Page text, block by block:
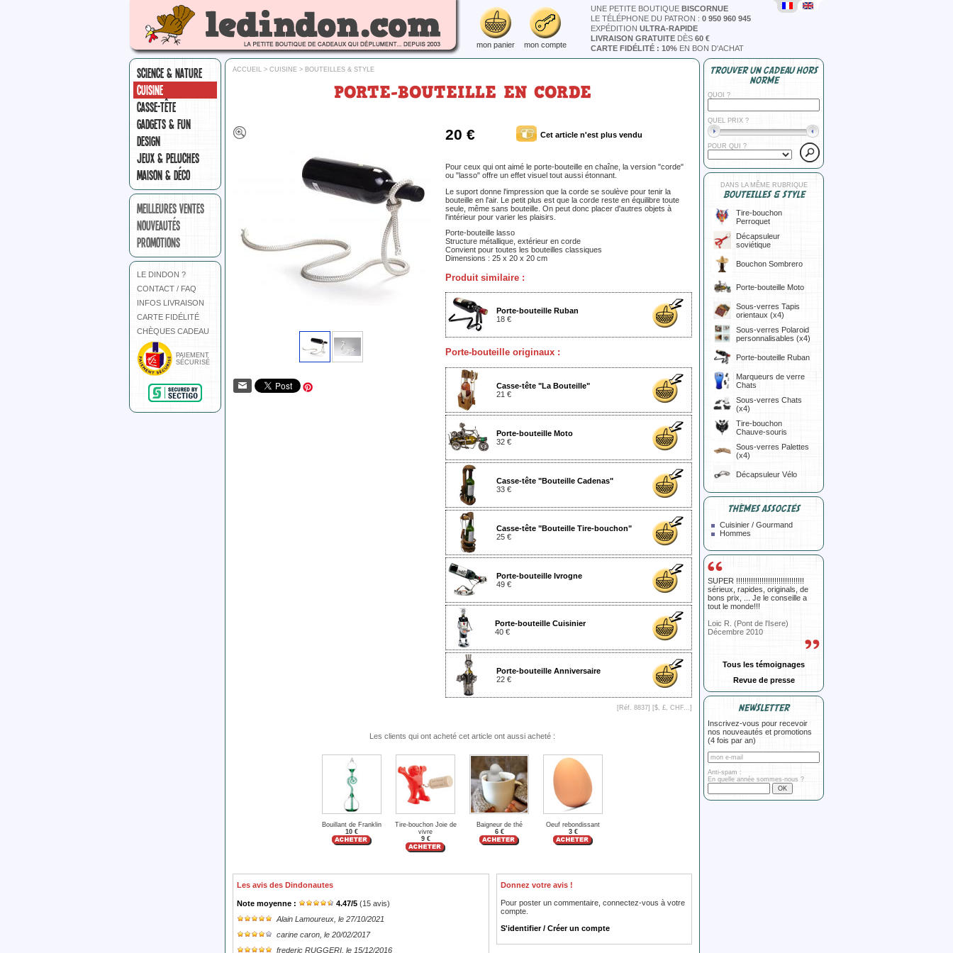
mon panier mon compte
UNE PETITE BOUTIQUE BISCORNUE
LE TÉLÉPHONE DU PATRON : 0 950 960 945
EXPÉDITION ULTRA-RAPIDE
LIVRAISON GRATUITE DÈS 60 €
CARTE FIDÉLITÉ : 10% EN BON D'ACHAT
SCIENCE & NATURE
CUISINE
CASSE-TÊTE
GADGETS & FUN
DESIGN
JEUX & PELUCHES
MAISON & DÉCO
MEILLEURES VENTES
NOUVEAUTÉS
PROMOTIONS
LE DINDON ?
CONTACT / FAQ
INFOS LIVRAISON
CARTE FIDÉLITÉ
CHÈQUES CADEAU
PAIEMENT
SÉCURISÉ
ACCUEIL > CUISINE > BOUTEILLES & STYLE
PORTE-BOUTEILLE EN CORDE
20 € Cet article n'est plus vendu
Pour ceux qui ont aimé le porte-bouteille en chaîne, la version "corde"
ou "lasso" offre un effet visuel tout aussi étonnant.
Le suport donne l'impression que la corde se soulève pour tenir la
bouteille en l'air. Le petit plus est que la corde reste en équilibre toute
seule, même sans bouteille. On peut donc placer d'autres objets à
l'intérieur pour varier les plaisirs.
Porte-bouteille lasso
Structure métallique, extérieur en corde
Convient pour toutes les bouteilles classiques
Dimensions : 25 x 20 x 20 cm
Produit similaire :
Porte-bouteille Ruban
18 €
Porte-bouteille originaux :
Casse-tête "La Bouteille"
21 €
Porte-bouteille Moto
32 €
Casse-tête "Bouteille Cadenas"
33 €
Casse-tête "Bouteille Tire-bouchon"
25 €
Porte-bouteille Ivrogne
49 €
Porte-bouteille Cuisinier
40 €
Porte-bouteille Anniversaire
22 €
[Réf. 8837] [$, £, CHF... ]
Les clients qui ont acheté cet article ont aussi acheté :
Bouillant de Franklin
10 €
Tire-bouchon Joie de
vivre
9 €
Baigneur de thé
6 €
Oeuf rebondissant
3 €
Les avis des Dindonautes
Note moyenne : 4.47/5 (15 avis)
Alain Lamoureux , le 27/10/2021
carine caron , le 20/02/2017
frederic RUGGERI , le 15/12/2016
Donnez votre avis !
Pour poster un commentaire, connectez-vous à votre
compte.
S'identifier / Créer un compte
TROUVER UN CADEAU HORS
NORME
QUOI ?
QUEL PRIX ?
POUR QUI ?
DANS LA MÊME RUBRIQUE
BOUTEILLES & STYLE
Tire-bouchon
Perroquet
Décapsuleur
soviétique
Bouchon Sombrero
Porte-bouteille Moto
Sous-verres Tapis
orientaux (x4)
Sous-verres Polaroid
personnalisables (x4)
Porte-bouteille Ruban
Marqueurs de verre
Chats
Sous-verres Chats
(x4)
Tire-bouchon
Chauve-souris
Sous-verres Palettes
(x4)
Décapsuleur Vélo
THÈMES ASSOCIÉS
Cuisinier / Gourmand
Hommes
SUPER !!!!!!!!!!!!!!!!!!!!!!!!!!!!!!!!
sérieux, rapides, originals, de
bons prix, ... Je le conseille a
tout le monde!!!
Loic R. (Pont de l'Isere)
Décembre 2010
Tous les témoignages
Revue de presse
NEWSLETTER
Inscrivez-vous pour recevoir
nos nouveautés et promotions
(4 fois par an)
Anti-spam :
En quelle année sommes-nous ?